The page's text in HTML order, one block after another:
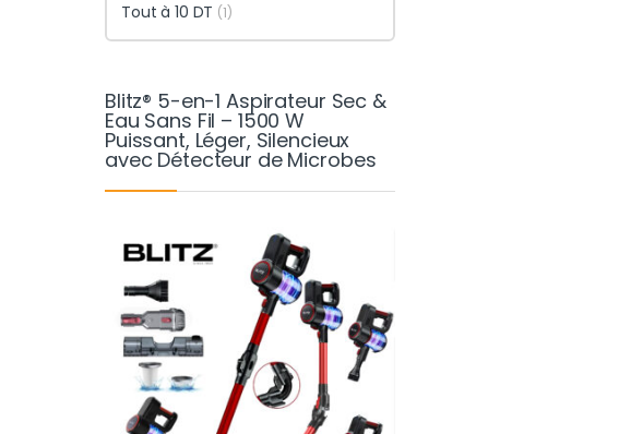
Tout à 10 DT (1)
Blitz® 5-en-1 Aspirateur Sec &
Eau Sans Fil – 1500 W
Puissant, Léger, Silencieux
avec Détecteur de Microbes